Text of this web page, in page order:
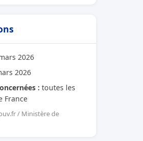
2026
2026
: toutes les
France
/ Ministère de